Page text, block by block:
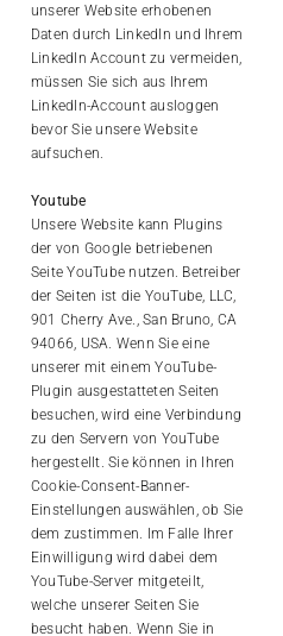
unserer Website erhobenen
Daten durch LinkedIn und Ihrem
LinkedIn Account zu vermeiden,
müssen Sie sich aus Ihrem
LinkedIn-Account ausloggen
bevor Sie unsere Website
aufsuchen.
Youtube
Unsere Website kann Plugins
der von Google betriebenen
Seite YouTube nutzen. Betreiber
der Seiten ist die YouTube, LLC,
901 Cherry Ave., San Bruno, CA
94066, USA. Wenn Sie eine
unserer mit einem YouTube-
Plugin ausgestatteten Seiten
besuchen, wird eine Verbindung
zu den Servern von YouTube
hergestellt. Sie können in Ihren
Cookie-Consent-Banner-
Einstellungen auswählen, ob Sie
dem zustimmen. Im Falle Ihrer
Einwilligung wird dabei dem
YouTube-Server mitgeteilt,
welche unserer Seiten Sie
besucht haben. Wenn Sie in